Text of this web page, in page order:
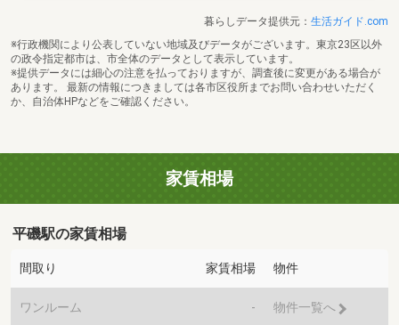
暮らしデータ提供元： 生活ガイド.com
※行政機関により公表していない地域及びデータがございます。東京23区以外
の政令指定都市は、市全体のデータとして表示しています。
※提供データには細心の注意を払っておりますが、調査後に変更がある場合が
あります。 最新の情報につきましては各市区役所までお問い合わせいただく
か、自治体HPなどをご確認ください。
家賃相場
平磯駅の家賃相場
間取り 家賃相場 物件
ワンルーム - 物件一覧へ